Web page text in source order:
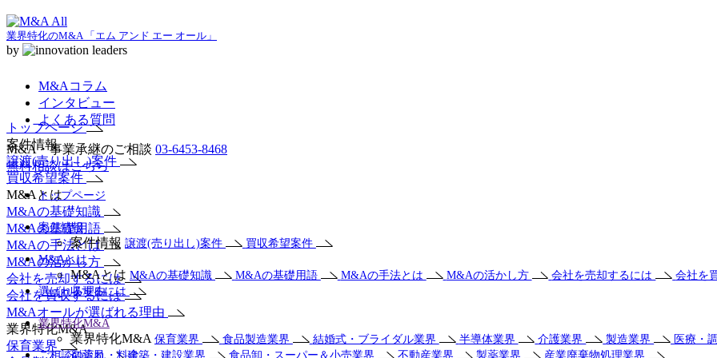
業界特化のM&A 「エム アンド エー オール」
by
M&Aコラム
インタビュー
よくある質問
M&A・事業承継のご相談 03-6453-8468
無料相談はこちら
トップページ
案件情報
案件情報 譲渡(売り出し)案件
買収希望案件
M&Aとは
M&Aとは M&Aの基礎知識 M&Aの基礎用語 M&Aの手法とは M&Aの活かし方 会社を売却するには
会社を
収するには
選ばれる理由
業界特化M&A
業界特化M&A 保育業界 食品製造業界 結婚式・ブライダル業界 半導体業界 介護業界 製造業界
医療・
剤薬局
建築・建設業界 食品卸・スーパー＆小売業界 不動産業界 製薬業界 産業廃棄物処理業界
ご相談の流れ・料金
トップページ
案件情報
譲渡(売り出し)案件
買収希望案件
M&Aとは
M&Aの基礎知識
M&Aの基礎用語
M&Aの手法とは
M&Aの活かし方
会社を売却するには
会社を買収するには
M&Aオールが選ばれる理由
業界特化M&A
保育業界